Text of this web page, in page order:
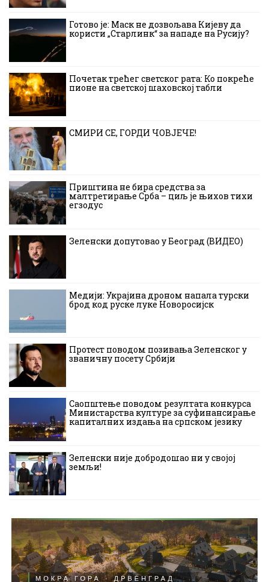
Готово је: Маск не дозвољава Кијеву да
користи „Старлинк“ за нападе на Русију?
Почетак трећег светског рата: Ко покреће
пионе на светској шаховској табли
СМИРИ СЕ, ГОРДИ ЧОВЈЕЧЕ!
Приштина не бира средства за
малтретирање Срба – циљ је њихов тихи
егзодус
Зеленски допутовао у Београд (ВИДЕО)
Медији: Украјина дроном напала турски
брод код руске луке Новоросијск
Протест поводом позивања Зеленског у
званичну посету Србији
Саопштење поводом резултата конкурса
Министарства културе за суфинансирање
капиталних издања на српском језику
Зеленски није добродошао ни у својој
земљи!